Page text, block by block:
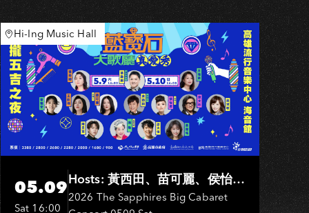
Hi-Ing Music Hall
05.09
Sat 16:00
Hosts: 黃西田、苗可麗、侯怡
君．Entertainers: 葉啟田、鳥來
2026 The Sapphires Big Cabaret